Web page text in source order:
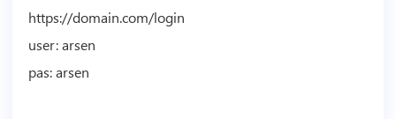
https://domain.com/login
user: arsen
pas: arsen